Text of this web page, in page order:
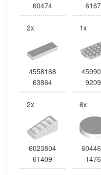
60474
2x
4558168
63864
1x
2x
6023804
61409
6x